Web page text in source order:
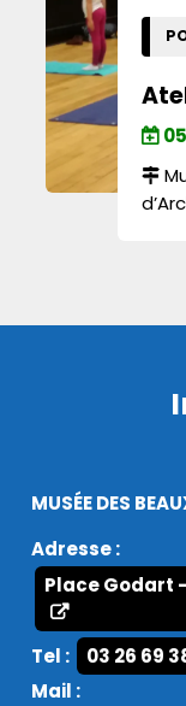
MUSÉE DES
Adresse :
Place Godart
Tel :
03 26 69
Mail :